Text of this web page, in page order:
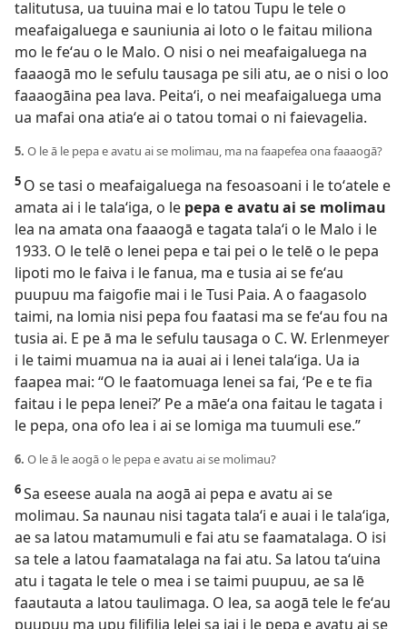
talitutusa, ua tuuina mai e lo tatou Tupu le tele o
meafaigaluega e sauniunia ai loto o le faitau miliona
mo le feʻau o le Malo. O nisi o nei meafaigaluega na
faaaogā mo le sefulu tausaga pe sili atu, ae o nisi o loo
faaaogāina pea lava. Peitaʻi, o nei meafaigaluega uma
ua mafai ona atiaʻe ai o tatou tomai o ni faievagelia.
5. O le ā le pepa e avatu ai se molimau, ma na faapefea ona faaaogā?
5 O se tasi o meafaigaluega na fesoasoani i le toʻatele e
amata ai i le talaʻiga, o le pepa e avatu ai se molimau
lea na amata ona faaaogā e tagata talaʻi o le Malo i le
1933. O le telē o lenei pepa e tai pei o le telē o le pepa
lipoti mo le faiva i le fanua, ma e tusia ai se feʻau
puupuu ma faigofie mai i le Tusi Paia. A o faagasolo
taimi, na lomia nisi pepa fou faatasi ma se feʻau fou na
tusia ai. E pe ā ma le sefulu tausaga o C. W. Erlenmeyer
i le taimi muamua na ia auai ai i lenei talaʻiga. Ua ia
faapea mai: “O le faatomuaga lenei sa fai, ʻPe e te fia
faitau i le pepa lenei?’ Pe a māeʻa ona faitau le tagata i
le pepa, ona ofo lea i ai se lomiga ma tuumuli ese.”
6. O le ā le aogā o le pepa e avatu ai se molimau?
6Sa eseese auala na aogā ai pepa e avatu ai se
molimau. Sa naunau nisi tagata talaʻi e auai i le talaʻiga,
ae sa latou matamumuli e fai atu se faamatalaga. O isi
sa tele a latou faamatalaga na fai atu. Sa latou taʻuina
atu i tagata le tele o mea i se taimi puupuu, ae sa lē
faautauta a latou taulimaga. O lea, sa aogā tele le feʻau
puupuu ma upu filifilia lelei sa iai i le pepa e avatu ai se